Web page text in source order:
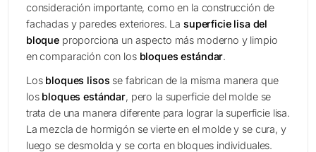
consideración importante, como en la construcción de
fachadas y paredes exteriores. La superficie lisa del
bloqueproporciona un aspecto más moderno y limpio
en comparación con los bloques estándar.
Los bloques lisos se fabrican de la misma manera que
los bloques estándar, pero la superficie del molde se
trata de una manera diferente para lograr la superficie lisa.
La mezcla de hormigón se vierte en el molde y se cura, y
luego se desmolda y se corta en bloques individuales.